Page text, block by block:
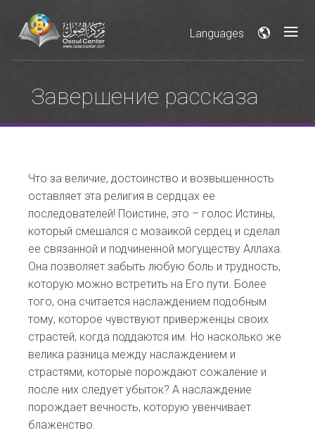
Languages
Завершение рассказа
Что за величие, достоинство и возвышенность
оставляет эта религия в сердцах ее
последователей! Поистине, это – голос Истины,
который смешался с мозаикой сердец и сделал
ее связанной и подчиненной могуществу Аллаха.
Она позволяет забыть любую боль и трудность,
которую можно встретить на Его пути. Более
того, она считается наслаждением подобным
тому, которое чувствуют приверженцы своих
страстей, когда поддаются им. Но насколько же
велика разница между наслаждением и
страстями, которые порождают сожаление и
после них следует убыток? А наслаждение
порождает вечность, которую увенчивает
блаженство.